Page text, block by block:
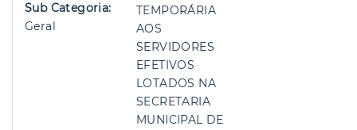
Sub Categoria:
Geral
TEMPORÁRIA
AOS
SERVIDORES
EFETIVOS
LOTADOS NA
SECRETARIA
MUNICIPAL DE